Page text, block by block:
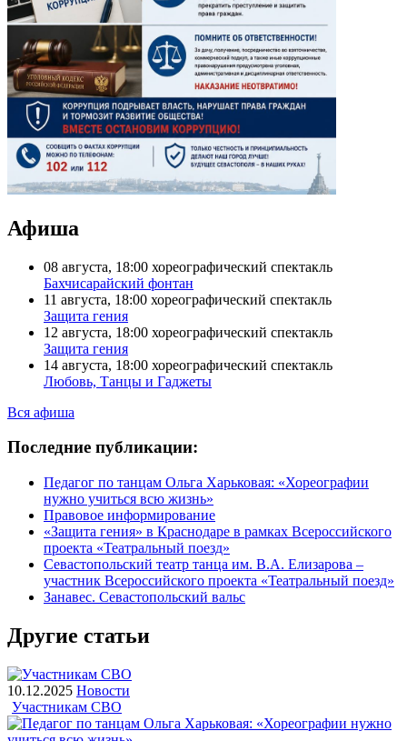
Афиша
08 августа, 18:00 хореографический спектакль
Бахчисарайский фонтан
11 августа, 18:00 хореографический спектакль
Защита гения
12 августа, 18:00 хореографический спектакль
Защита гения
14 августа, 18:00 хореографический спектакль
Любовь, Танцы и Гаджеты
Вся афиша
Последние публикации:
Педагог по танцам Ольга Харьковая: «Хореографии
нужно учиться всю жизнь»
Правовое информирование
«Защита гения» в Краснодаре в рамках Всероссийского
проекта «Театральный поезд»
Севастопольский театр танца им. В.А. Елизарова –
участник Всероссийского проекта «Театральный поезд»
Занавес. Севастопольский вальс
Другие статьи
10.12.2025 Новости
Участникам СВО